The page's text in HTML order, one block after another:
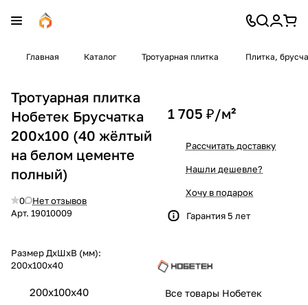
Главная Каталог Тротуарная плитка Плитка,
Тротуарная плитка
Нобетек Брусчатка
200х100 (40 жёлтый
на белом цементе
полный)
0
Нет отзывов
Арт. 19010009
Размер ДхШхВ (мм):
200х100х40
200х100х40
1 705 ₽/м²
Рассчитать доставку
Нашли дешевле?
Хочу в подарок
Гарантия 5 лет
Все товары Нобетек